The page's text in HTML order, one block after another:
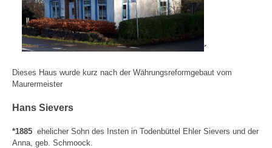
´
Dieses Haus wurde kurz nach der Währungsreformgebaut vom
Maurermeister
Hans Sievers
*1885 ehelicher Sohn des Insten in Todenbüttel Ehler Sievers und der
Anna, geb. Schmoock.